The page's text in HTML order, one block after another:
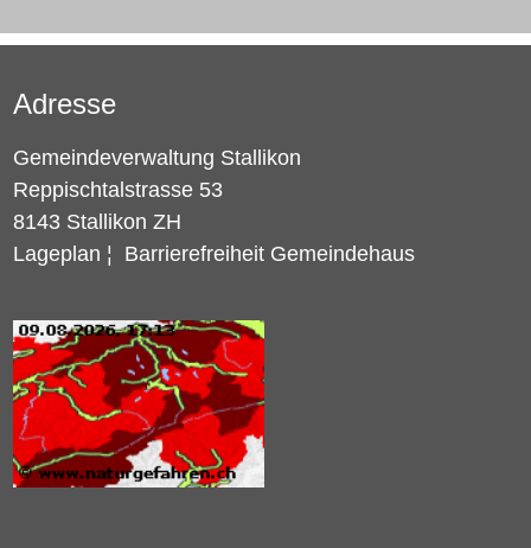
Adresse
Gemeindeverwaltung Stallikon
Reppischtalstrasse 53
8143 Stallikon ZH
Lageplan ¦ Barrierefreiheit Gemeindehaus